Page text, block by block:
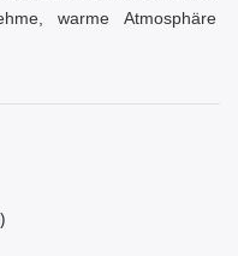
warme Atmosphäre